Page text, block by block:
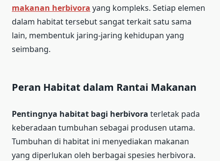
makanan herbivora yang kompleks. Setiap elemen
dalam habitat tersebut sangat terkait satu sama
lain, membentuk jaring-jaring kehidupan yang
seimbang.
Peran Habitat dalam Rantai Makanan
Pentingnya habitat bagi herbivora terletak pada
keberadaan tumbuhan sebagai produsen utama.
Tumbuhan di habitat ini menyediakan makanan
yang diperlukan oleh berbagai spesies herbivora.